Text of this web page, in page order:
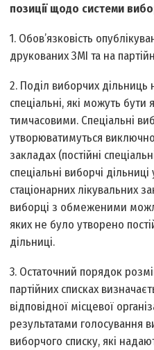
позиції щодо системи
1. Обов’язковість
друкованих ЗМІ та на
2. Поділ виборчих дільниць
спеціальні, які можуть бути
тимчасовими. Спеціальні
утворюватимуться
закладах (постійні
спеціальні виборчі
стаціонарних лікувальних
виборці з обмеженими
яких не було утворено
дільниці.
3. Остаточний порядок
партійних списках
відповідної місцевої
результатами голосування
виборчого списку, які